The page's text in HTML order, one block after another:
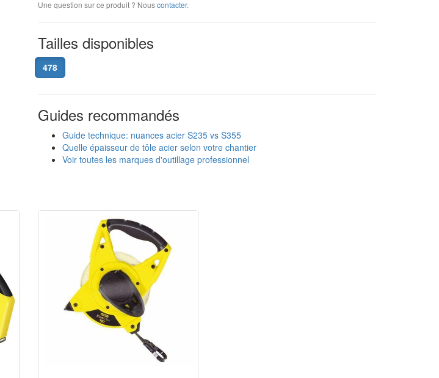
Une question sur ce produit ? Nouscontacter.
Tailles disponibles
478
Guides recommandés
Guide technique: nuances acier S235 vs S355
Quelle épaisseur de tôle acier selon votre chantier
Voir toutes les marques d'outillage professionnel